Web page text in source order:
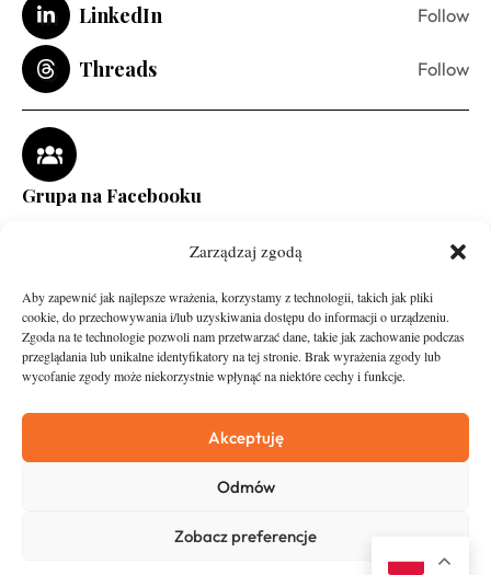
Zarządzaj zgodą
Aby zapewnić jak najlepsze wrażenia, korzystamy z technologii, takich jak pliki
cookie, do przechowywania i/lub uzyskiwania dostępu do informacji o urządzeniu.
Zgoda na te technologie pozwoli nam przetwarzać dane, takie jak zachowanie podczas
przeglądania lub unikalne identyfikatory na tej stronie. Brak wyrażenia zgody lub
wycofanie zgody może niekorzystnie wpłynąć na niektóre cechy i funkcje.
Akceptuję
Odmów
Zobacz preferencje
LinkedIn Follow
Threads Follow
Grupa na Facebooku
Asfalt
O nas
Zostań Patronem
Kontakt